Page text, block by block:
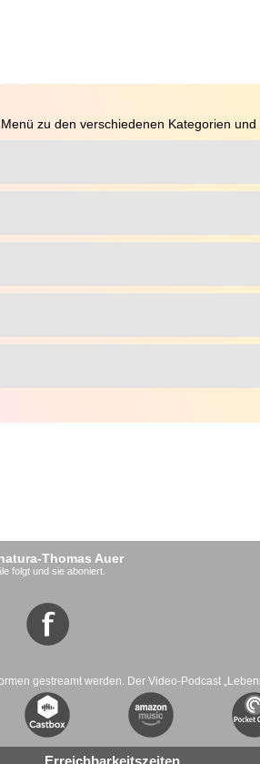
zu den verschiedenen Kategorien und
Thomas Auer
folgt und sie aboniert.
gestreamt werden. Der Video-Podcast
Erreichbarkeitszeiten